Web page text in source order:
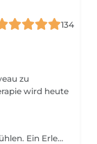
134
zu
wird heute
Sie werden sich danach wohl und entspannt fühlen. Ein Erlebnis, das alle Sinne anspricht!